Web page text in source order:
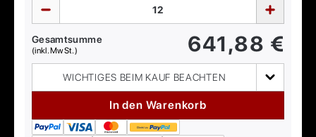
Gesamtsumme
(inkl. MwSt.) 641,88 €
WICHTIGES BEIM KAUF BEACHTEN
In den Warenkorb